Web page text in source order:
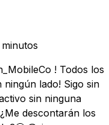
! Todos los
lado! Sigo sin
sin ninguna
descontarán los